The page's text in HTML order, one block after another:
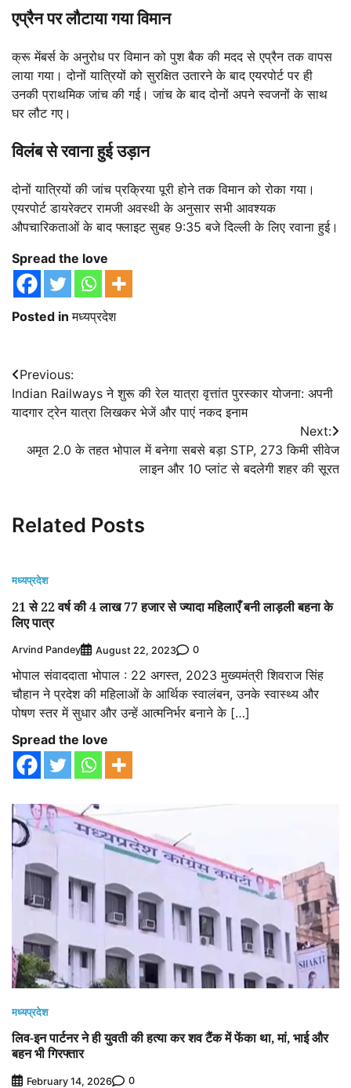
एप्रैन पर लौटाया गया विमान
क्रू मेंबर्स के अनुरोध पर विमान को पुश बैक की मदद से एप्रैन तक वापस
लाया गया। दोनों यात्रियों को सुरक्षित उतारने के बाद एयरपोर्ट पर ही
उनकी प्राथमिक जांच की गई। जांच के बाद दोनों अपने स्वजनों के साथ
घर लौट गए।
विलंब से रवाना हुई उड़ान
दोनों यात्रियों की जांच प्रक्रिया पूरी होने तक विमान को रोका गया।
एयरपोर्ट डायरेक्टर रामजी अवस्थी के अनुसार सभी आवश्यक
औपचारिकताओं के बाद फ्लाइट सुबह 9:35 बजे दिल्ली के लिए रवाना हुई।
Spread the love
Posted inमध्यप्रदेश
Post
navigation
Previous:
Indian Railways ने शुरू की रेल यात्रा वृत्तांत पुरस्कार योजना: अपनी
यादगार ट्रेन यात्रा लिखकर भेजें और पाएं नकद इनाम
Next:
अमृत 2.0 के तहत भोपाल में बनेगा सबसे बड़ा STP, 273 किमी सीवेज
लाइन और 10 प्लांट से बदलेगी शहर की सूरत
Related Posts
मध्यप्रदेश
21 से 22 वर्ष की 4 लाख 77 हजार से ज्यादा महिलाएँ बनी लाड़ली बहना के
लिए पात्र
Arvind Pandey August 22, 2023 0
भोपाल संवाददाता भोपाल : 22 अगस्त, 2023 मुख्यमंत्री शिवराज सिंह
चौहान ने प्रदेश की महिलाओं के आर्थिक स्वालंबन, उनके स्वास्थ्य और
पोषण स्तर में सुधार और उन्हें आत्मनिर्भर बनाने के […]
Spread the love
मध्यप्रदेश
लिव-इन पार्टनर ने ही युवती की हत्या कर शव टैंक में फेंका था, मां, भाई और
बहन भी गिरफ्तार
February 14, 2026 0